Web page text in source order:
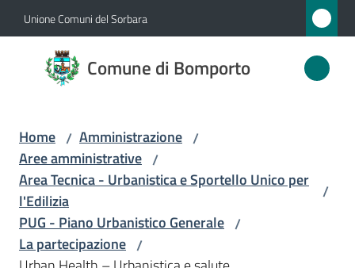
Vai al contenuto
Vai alla navigazione
Vai al footer
Unione Comuni del Sorbara
Comune di Bomporto
Comune
di
Amministrazione
Menu selezionato
Novità
Servizi
Home / Amministrazione /
Aree amministrative /
Area Tecnica - Urbanistica e Sportello Unico per
l'Edilizia
/
PUG - Piano Urbanistico Generale /
La partecipazione /